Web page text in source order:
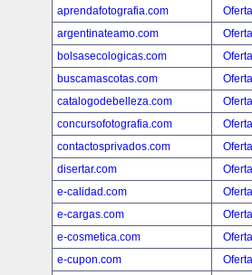
aprendafotografia.com
argentinateamo.com
bolsasecologicas.com
buscamascotas.com
catalogodebelleza.com
concursofotografia.com
contactosprivados.com
disertar.com
e-calidad.com
e-cargas.com
e-cosmetica.com
e-cupon.com